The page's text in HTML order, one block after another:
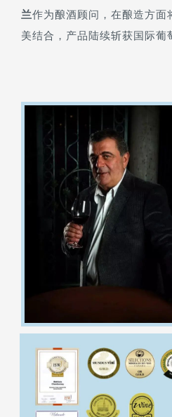
兰作为酿酒顾问，在酿造方面
美结合，产品陆续斩获国际葡